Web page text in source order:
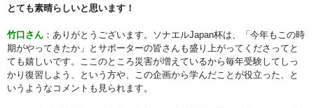
とても素晴らしいと思います！
竹口さん ：ありがとうございます。ソナエルJapan杯は、「今年もこの時
期がやってきたか」とサポーターの皆さんも盛り上がってくださってと
ても嬉しいです。ここのところ災害が増えているから毎年受験してしっ
かり復習しよう、という方や、この企画から学んだことが役立った、と
いうようなコメントも見られます。